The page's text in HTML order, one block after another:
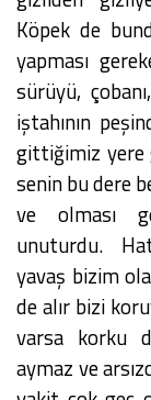
Köpek de
yapması
sürüyü,
iştahının
gittiğimiz yere
senin bu dere
ve olması
unuturdu.
yavaş bizim
de alır bizi
varsa korku
aymaz ve